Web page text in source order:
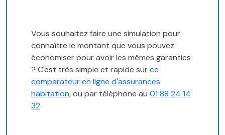
Vous souhaitez faire une simulation pour
connaître le montant que vous pouvez
économiser pour avoir les mêmes garanties
? C'est très simple et rapide surce
comparateur en ligne d'assurances
habitation, ou par téléphone au 01 88 24 14
32.